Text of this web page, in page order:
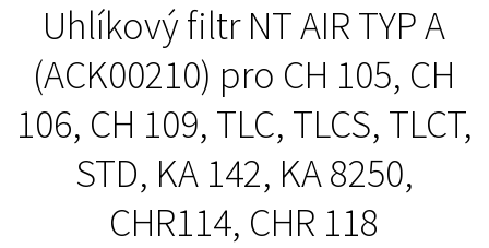
Uhlíkový filtr NT AIR TYP A
(ACK00210) pro CH 105, CH
106, CH 109, TLC, TLCS, TLCT,
STD, KA 142, KA 8250,
CHR114, CHR 118